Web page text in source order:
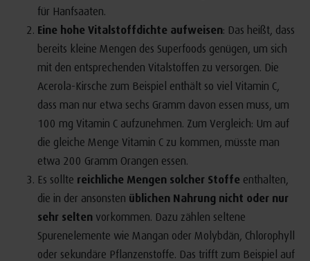
für Hanfsaaten.
Eine hohe Vitalstoffdichte aufweisen: Das heißt, dass
bereits kleine Mengen des Superfoods genügen, um sich
mit den entsprechenden Vitalstoffen zu versorgen. Die
Acerola-Kirsche zum Beispiel enthält so viel Vitamin C,
dass man nur etwa sechs Gramm davon essen muss, um
100 mg Vitamin C aufzunehmen. Zum Vergleich: Um auf
die gleiche Menge Vitamin C zu kommen, müsste man
etwa 200 Gramm Orangen essen.
Es sollte reichliche Mengen solcher Stoffe enthalten,
die in der ansonsten üblichen Nahrung nicht oder nur
sehr seltenvorkommen. Dazu zählen seltene
Spurenelemente wie Mangan oder Molybdän, Chlorophyll
oder sekundäre Pflanzenstoffe. Das trifft zum Beispiel auf